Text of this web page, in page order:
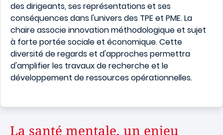
des dirigeants, ses représentations et ses
conséquences dans l'univers des TPE et PME. La
chaire associe innovation méthodologique et sujet
à forte portée sociale et économique. Cette
diversité de regards et d'approches permettra
d'amplifier les travaux de recherche et le
développement de ressources opérationnelles.
La santé mentale, un enjeu